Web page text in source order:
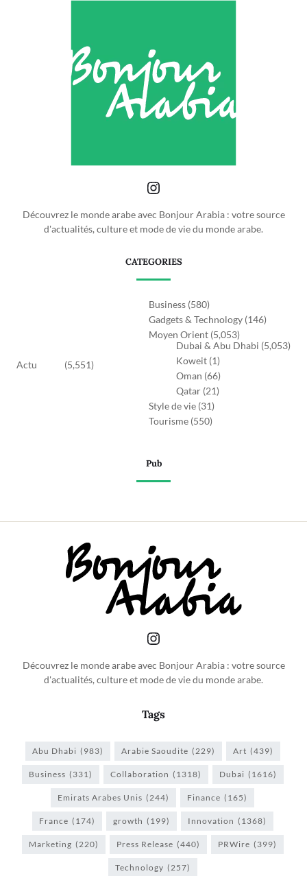
Découvrez le monde arabe avec Bonjour Arabia : votre source
d'actualités, culture et mode de vie du monde arabe.
CATEGORIES
Actu (5,551)
Business (580)
Gadgets & Technology (146)
Moyen Orient (5,053)
Dubai & Abu Dhabi (5,053)
Koweit (1)
Oman (66)
Qatar (21)
Style de vie (31)
Tourisme (550)
Pub
Découvrez le monde arabe avec Bonjour Arabia : votre source
d'actualités, culture et mode de vie du monde arabe.
Tags
Abu Dhabi (983) Arabie Saoudite (229) Art (439)
Business (331) Collaboration (1318) Dubai (1616)
Emirats Arabes Unis (244) Finance (165)
France (174) growth (199) Innovation (1368)
Marketing (220) Press Release (440) PRWire (399)
Technology (257)